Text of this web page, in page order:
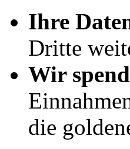
Ihre
Dritte
Wir
die